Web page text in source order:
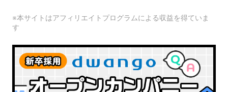
※本サイトはアフィリエイトプログラムによる収益を得ていま
す